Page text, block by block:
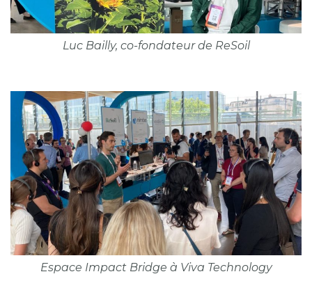
Luc Bailly, co-fondateur de ReSoil
Espace Impact Bridge à Viva Technology